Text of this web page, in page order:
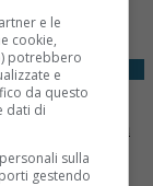
Fonte preferita
e le
cookie,
potrebbero
e
da questo
dati di
sulla
gestendo